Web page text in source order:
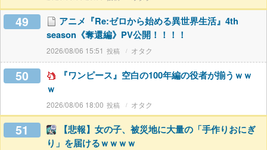
49
アニメ『Re:ゼロから始める異世界生活』4th
season《奪還編》PV公開！！！！
2026/08/06 15:51 オタク
50
『ワンピース』空白の100年編の役者が揃うｗｗ
ｗ
2026/08/06 18:00 オタク
51
【悲報】女の子、被災地に大量の「手作りおにぎ
り」を届けるｗｗｗｗ